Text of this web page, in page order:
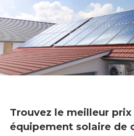
Trouvez le meilleur
équipement solaire de